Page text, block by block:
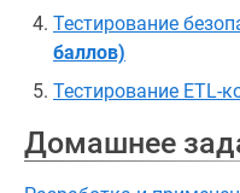
Тестирование
баллов)
Тестирование ETL-
Домашнее